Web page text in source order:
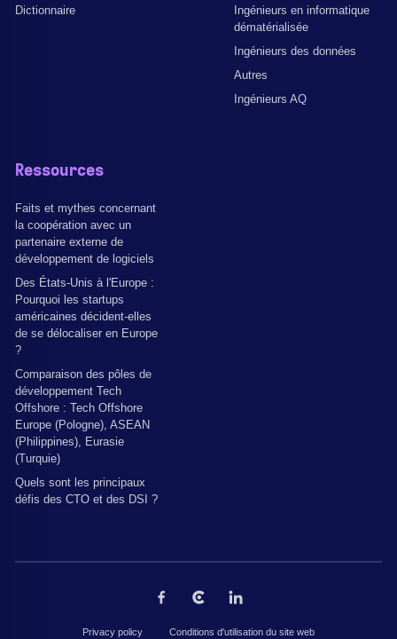
Dictionnaire
Ingénieurs en informatique
dématérialisée
Ingénieurs des données
Autres
Ingénieurs AQ
Ressources
Faits et mythes concernant
la coopération avec un
partenaire externe de
développement de logiciels
Des États-Unis à l'Europe :
Pourquoi les startups
américaines décident-elles
de se délocaliser en Europe
?
Comparaison des pôles de
développement Tech
Offshore : Tech Offshore
Europe (Pologne), ASEAN
(Philippines), Eurasie
(Turquie)
Quels sont les principaux
défis des CTO et des DSI ?
Privacy policy Conditions d'utilisation du site web